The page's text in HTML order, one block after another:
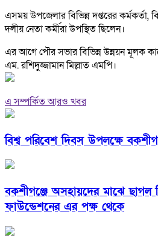
এসময় উপজেলার বিভিন্ন দপ্তরের কর্মকর্তা,
দলীয় নেতা কর্মীরা উপস্থিত ছিলেন।
এর আগে পৌর সভার বিভিন্ন উন্নয়ন মূলক
এম. রশিদুজ্জামান মিল্লাত এমপি।
এ সম্পর্কিত আরও খবর
বিশ্ব পরিবেশ দিবস উপলক্ষে
বকশীগঞ্জে অসহায়দের মাঝে ছাগল
ফাউন্ডেশনের এর পক্ষ থেকে